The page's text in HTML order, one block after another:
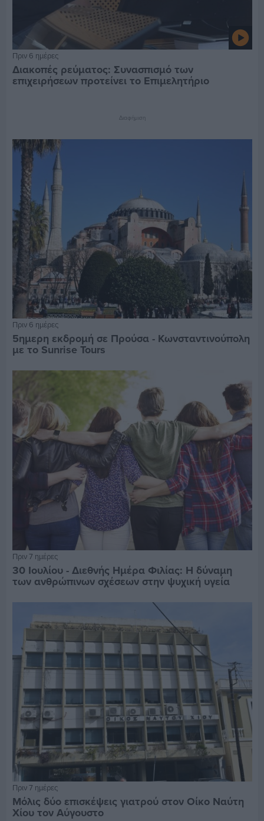
Πριν 6 ημέρες
Διακοπές ρεύματος: Συνασπισμό των
επιχειρήσεων προτείνει το Επιμελητήριο
Διαφήμιση
Πριν 6 ημέρες
5ημερη εκδρομή σε Προύσα - Κωνσταντινούπολη
με το Sunrise Tours
Πριν 7 ημέρες
30 Ιουλίου - Διεθνής Ημέρα Φιλίας: Η δύναμη
των ανθρώπινων σχέσεων στην ψυχική υγεία
Πριν 7 ημέρες
Μόλις δύο επισκέψεις γιατρού στον Οίκο Ναύτη
Χίου τον Αύγουστο